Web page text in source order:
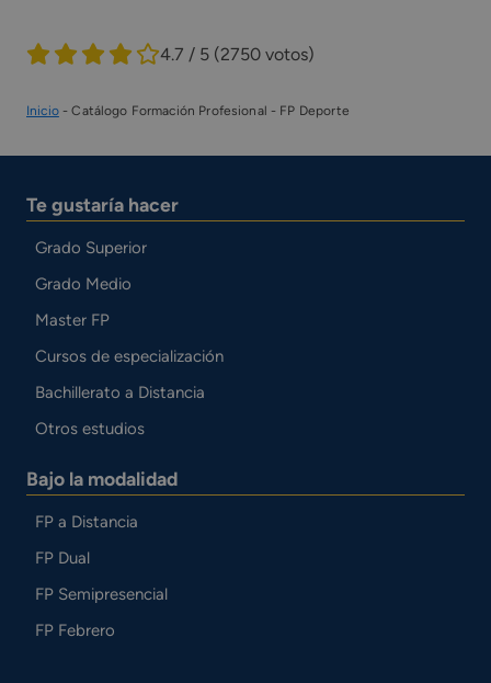
4.7 / 5 (2750 votos)
Inicio-Catálogo Formación Profesional - FP Deporte
Te gustaría hacer
Grado Superior
Grado Medio
Master FP
Cursos de especialización
Bachillerato a Distancia
Otros estudios
Bajo la modalidad
FP a Distancia
FP Dual
FP Semipresencial
FP Febrero